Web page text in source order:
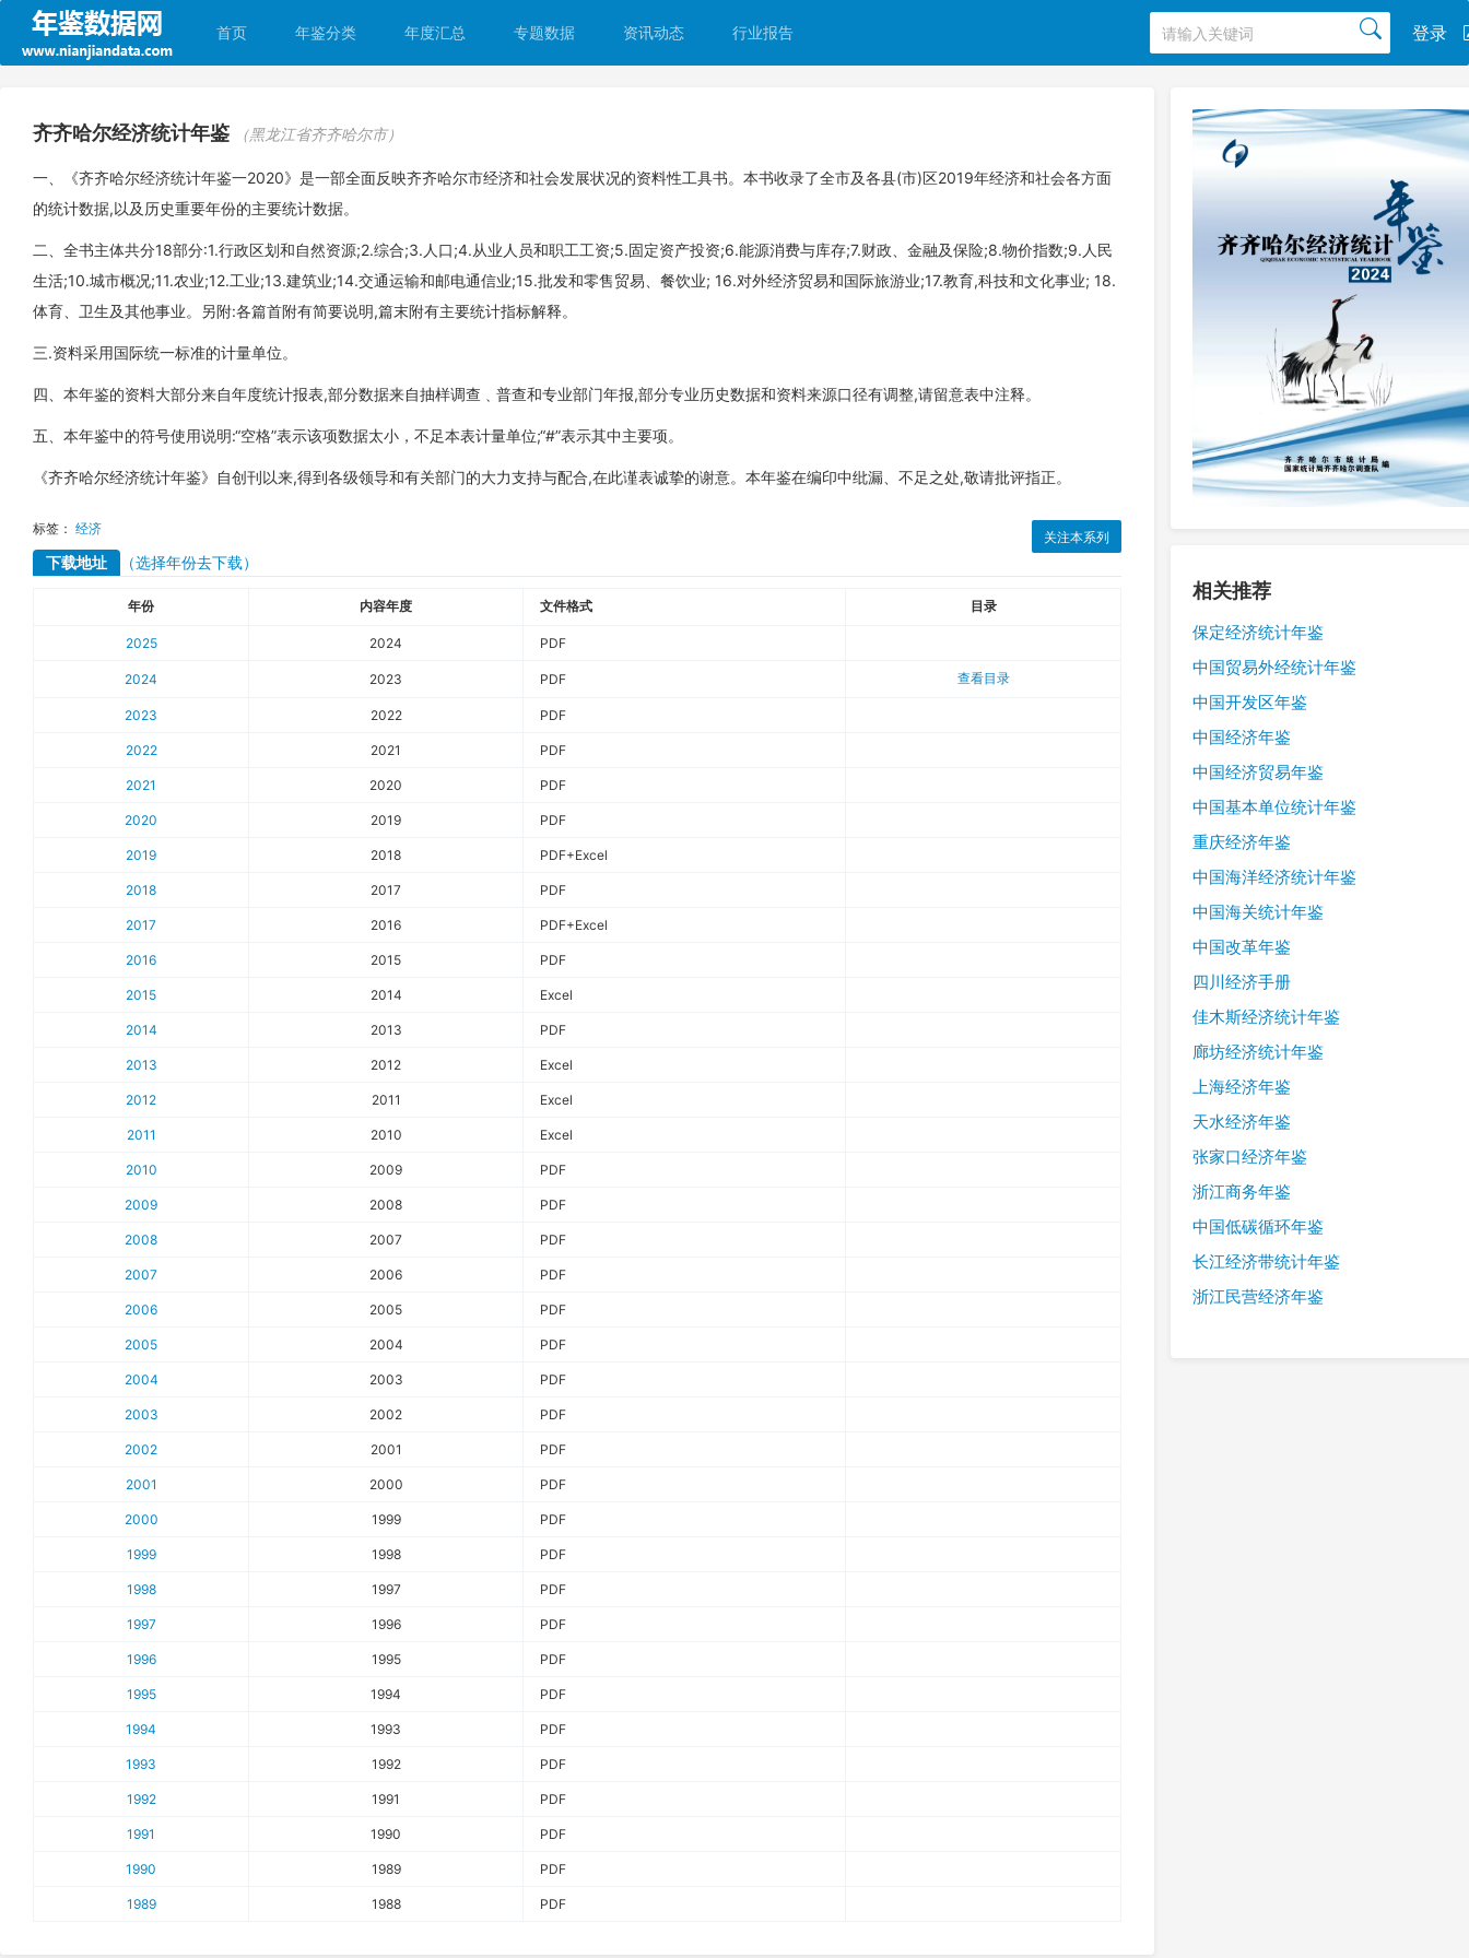
登录
首页 年鉴分类 年度汇总 专题数据 资讯动态 行业报告
齐齐哈尔经济统计年鉴 （黑龙江省齐齐哈尔市）
一、《齐齐哈尔经济统计年鉴一2020》是一部全面反映齐齐哈尔市经济和社会发展状况的资料性工具书。本书收录了全市及各县(市)区2019年经济和社会各方面
的统计数据,以及历史重要年份的主要统计数据。
二、全书主体共分18部分:1.行政区划和自然资源;2.综合;3.人口;4.从业人员和职工工资;5.固定资产投资;6.能源消费与库存;7.财政、金融及保险;8.物价指数;9.人民
生活;10.城市概况;11.农业;12.工业;13.建筑业;14.交通运输和邮电通信业;15.批发和零售贸易、餐饮业; 16.对外经济贸易和国际旅游业;17.教育,科技和文化事业; 18.
体育、卫生及其他事业。另附:各篇首附有简要说明,篇末附有主要统计指标解释。
三.资料采用国际统一标准的计量单位。
四、本年鉴的资料大部分来自年度统计报表,部分数据来自抽样调查﹑普查和专业部门年报,部分专业历史数据和资料来源口径有调整,请留意表中注释。
五、本年鉴中的符号使用说明:“空格”表示该项数据太小，不足本表计量单位;“#”表示其中主要项。
《齐齐哈尔经济统计年鉴》自创刊以来,得到各级领导和有关部门的大力支持与配合,在此谨表诚挚的谢意。本年鉴在编印中纰漏、不足之处,敬请批评指正。
关注本系列
标签： 经济
下载地址 （选择年份去下载）
年份 内容年度 文件格式 目录
2025 2024 PDF
2024 2023 PDF 查看目录
2023 2022 PDF
2022 2021 PDF
2021 2020 PDF
2020 2019 PDF
2019 2018 PDF+Excel
2018 2017 PDF
2017 2016 PDF+Excel
2016 2015 PDF
2015 2014 Excel
2014 2013 PDF
2013 2012 Excel
2012 2011 Excel
2011 2010 Excel
2010 2009 PDF
2009 2008 PDF
2008 2007 PDF
2007 2006 PDF
2006 2005 PDF
2005 2004 PDF
2004 2003 PDF
2003 2002 PDF
2002 2001 PDF
2001 2000 PDF
2000 1999 PDF
1999 1998 PDF
1998 1997 PDF
1997 1996 PDF
1996 1995 PDF
1995 1994 PDF
1994 1993 PDF
1993 1992 PDF
1992 1991 PDF
1991 1990 PDF
1990 1989 PDF
1989 1988 PDF
相关推荐
保定经济统计年鉴
中国贸易外经统计年鉴
中国开发区年鉴
中国经济年鉴
中国经济贸易年鉴
中国基本单位统计年鉴
重庆经济年鉴
中国海洋经济统计年鉴
中国海关统计年鉴
中国改革年鉴
四川经济手册
佳木斯经济统计年鉴
廊坊经济统计年鉴
上海经济年鉴
天水经济年鉴
张家口经济年鉴
浙江商务年鉴
中国低碳循环年鉴
长江经济带统计年鉴
浙江民营经济年鉴